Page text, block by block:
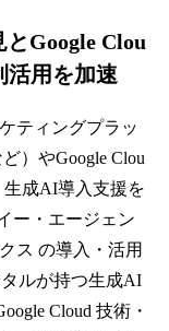
Google Clou
用を加速
ティングプラッ
）やGoogle Clou
成AI導入支援を
ー・エージェン
ス の導入・活用
ルが持つ生成AI
Cloud 技術・